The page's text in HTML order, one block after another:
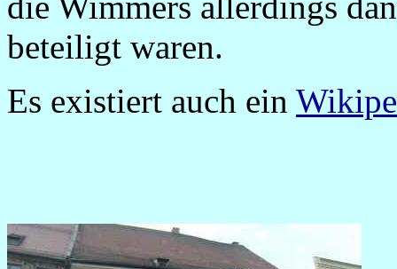
beteiligt waren.
Es existiert auch ein